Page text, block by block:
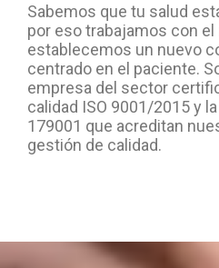
Sabemos que tu salud
por eso trabajamos con
establecemos un nuevo
centrado en el paciente.
empresa del sector
calidad ISO 9001/2015 y
179001 que acreditan
gestión de calidad.